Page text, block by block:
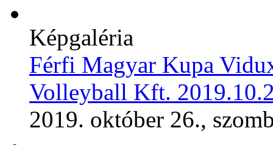
Képgaléria
Férfi Magyar Kupa
Volleyball Kft.
2019. október 26.,